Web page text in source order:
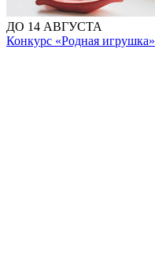
ДО 14 АВГУСТА
Конкурс «Родная игрушка»